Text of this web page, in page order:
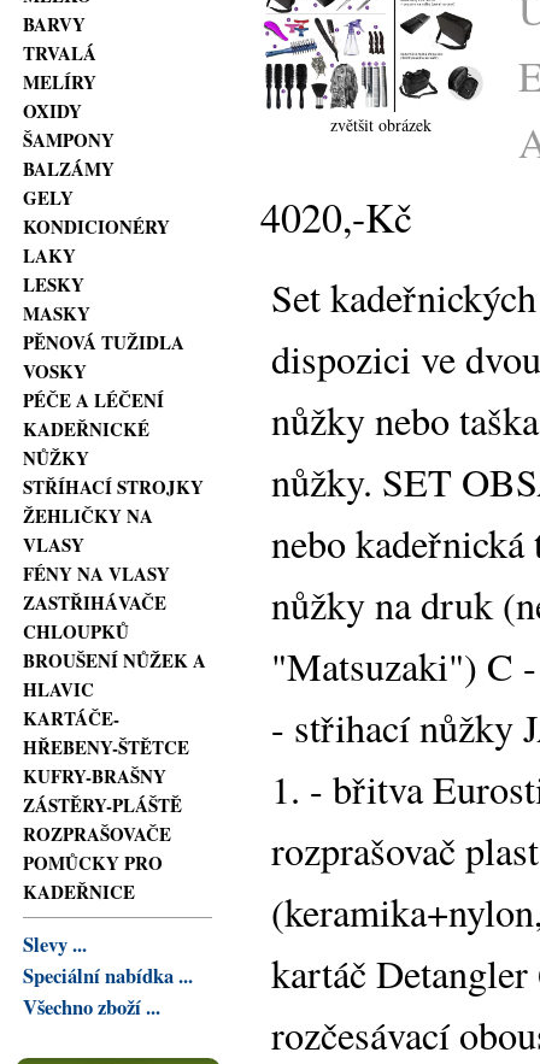
BARVY
TRVALÁ
MELÍRY
OXIDY
ŠAMPONY
BALZÁMY
GELY
KONDICIONÉRY
LAKY
LESKY
MASKY
PĚNOVÁ TUŽIDLA
VOSKY
PÉČE A LÉČENÍ
KADEŘNICKÉ
NŮŽKY
STŘÍHACÍ STROJKY
ŽEHLIČKY NA
VLASY
FÉNY NA VLASY
ZASTŘIHÁVAČE
CHLOUPKŮ
BROUŠENÍ NŮŽEK A
HLAVIC
KARTÁČE-
HŘEBENY-ŠTĚTCE
KUFRY-BRAŠNY
ZÁSTĚRY-PLÁŠTĚ
ROZPRAŠOVAČE
POMŮCKY PRO
KADEŘNICE
Slevy ...
Speciální nabídka ...
Všechno zboží ...
zvětšit obrázek
4020,-Kč
Set
dispozici ve
nůžky nebo
nůžky. SET
nebo
nůžky na druk
"Matsuzaki") C
- střihací nůžky
1. - břitva
rozprašovač
kartáč
rozčesávací